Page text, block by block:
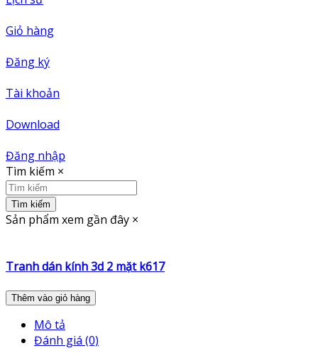
Giỏ hàng
Đăng ký
Tài khoản
Download
Đăng nhập
Tìm kiếm ×
Tìm kiếm
Sản phẩm xem gần đây ×
Tranh dán kính 3d 2 mặt k617
Thêm vào giỏ hàng
Mô tả
Đánh giá (0)